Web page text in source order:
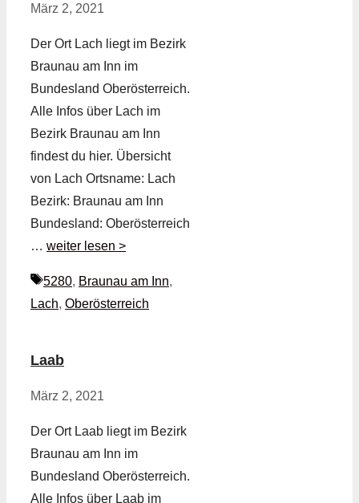
März 2, 2021
Der Ort Lach liegt im Bezirk
Braunau am Inn im
Bundesland Oberösterreich.
Alle Infos über Lach im
Bezirk Braunau am Inn
findest du hier. Übersicht
von Lach Ortsname: Lach
Bezirk: Braunau am Inn
Bundesland: Oberösterreich
… weiter lesen >
Schlagwörter
5280, Braunau am Inn,
Lach, Oberösterreich
Laab
März 2, 2021
Der Ort Laab liegt im Bezirk
Braunau am Inn im
Bundesland Oberösterreich.
Alle Infos über Laab im